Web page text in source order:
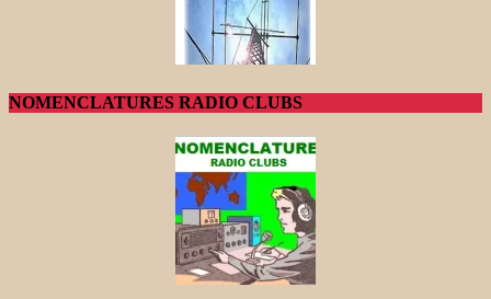
NOMENCLATURES RADIO CLUBS